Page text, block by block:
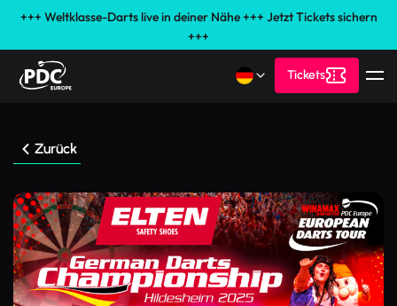
+++ Weltklasse-Darts live in deiner Nähe +++ Jetzt Tickets sichern
+++
Tickets
Zurück